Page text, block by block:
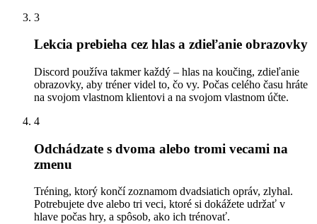
3
Lekcia prebieha cez hlas a zdieľanie obrazovky
Discord používa takmer každý – hlas na koučing, zdieľanie
obrazovky, aby tréner videl to, čo vy. Počas celého času hráte
na svojom vlastnom klientovi a na svojom vlastnom účte.
4
Odchádzate s dvoma alebo tromi vecami na
zmenu
Tréning, ktorý končí zoznamom dvadsiatich opráv, zlyhal.
Potrebujete dve alebo tri veci, ktoré si dokážete udržať v
hlave počas hry, a spôsob, ako ich trénovať.